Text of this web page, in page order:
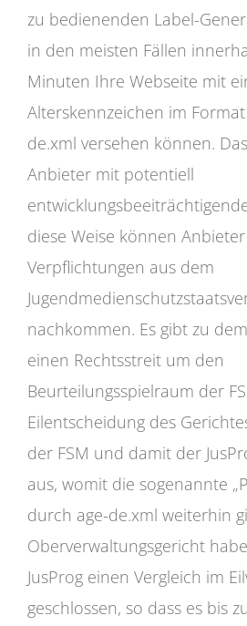
zu bedienenden Label-
in den meisten Fällen
Minuten Ihre Webseite mit
Alterskennzeichen im
de.xml versehen können.
Anbieter mit potentiell
diese Weise können
Verpflichtungen aus dem
nachkommen. Es gibt zu
einen Rechtsstreit um den
Beurteilungsspielraum der
Eilentscheidung des
der FSM und damit der
aus, womit die sogenannte
durch age-de.xml weiterhin
Oberverwaltungsgericht
JusProg einen Vergleich im
geschlossen, so dass es bis